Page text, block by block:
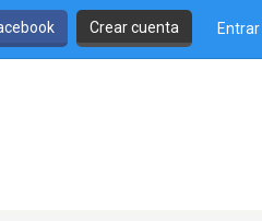
Crear cuenta Entrar